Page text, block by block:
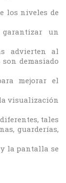
los niveles de
un
advierten al
demasiado
mejorar el
visualización
tales
guarderías,
y la pantalla se